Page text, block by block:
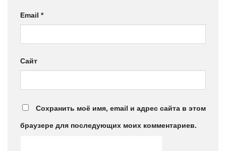
Email *
Сайт
Сохранить моё имя, email и адрес сайта в этом
браузере для последующих моих комментариев.